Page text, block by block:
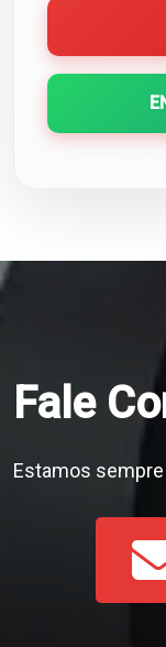
Fale
Estamos